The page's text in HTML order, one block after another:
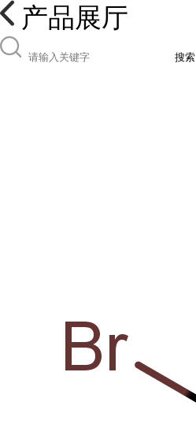
产品展厅
搜索